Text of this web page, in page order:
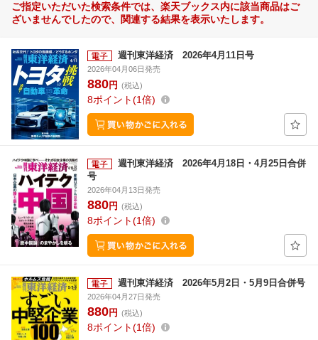
ご指定いただいた検索条件では、楽天ブックス内に該当商品はご
ざいませんでしたので、関連する結果を表示いたします。
週刊東洋経済 2026年4月11日号
2026年04月06日発売
880円 (税込)
8ポイント 1倍
週刊東洋経済 2026年4月18日・4月25日合併
号
2026年04月13日発売
880円 (税込)
8ポイント 1倍
週刊東洋経済 2026年5月2日・5月9日合併号
2026年04月27日発売
880円 (税込)
8ポイント 1倍